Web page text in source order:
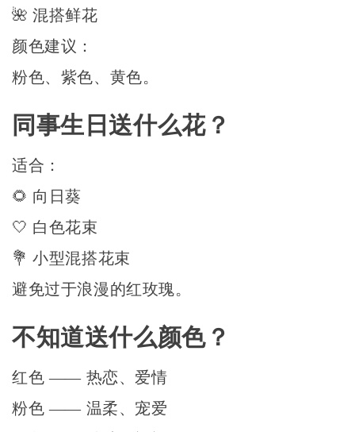
🌺 混搭鲜花
颜色建议：
粉色、紫色、黄色。
同事生日送什么花？
适合：
🌻 向日葵
🤍 白色花束
💐 小型混搭花束
避免过于浪漫的红玫瑰。
不知道送什么颜色？
红色 —— 热恋、爱情
粉色 —— 温柔、宠爱